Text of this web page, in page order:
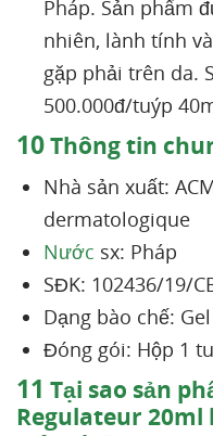
Pháp. Sản phẩm
nhiên, lành tính
gặp phải trên da.
500.000đ/tuýp
10Thông tin
Nhà sản xuất:
dermatologique
Nước sx: Pháp
SĐK: 102436/19/
Dạng bào chế:
Đóng gói: Hộp 1
11 Tại sao sản
Regulateur 20ml